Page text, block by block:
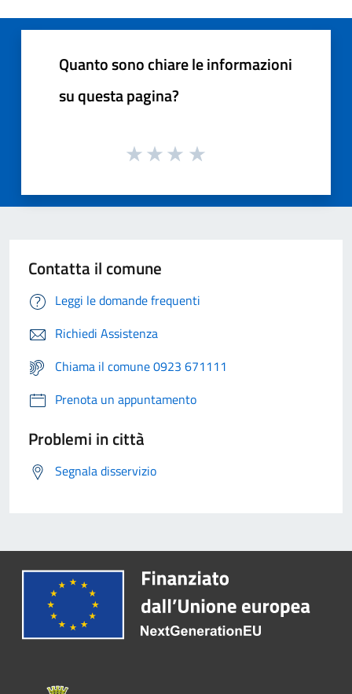
Quanto sono chiare le informazioni
su questa pagina?
Contatta il comune
Leggi le domande frequenti
Richiedi Assistenza
Chiama il comune 0923 671111
Prenota un appuntamento
Problemi in città
Segnala disservizio